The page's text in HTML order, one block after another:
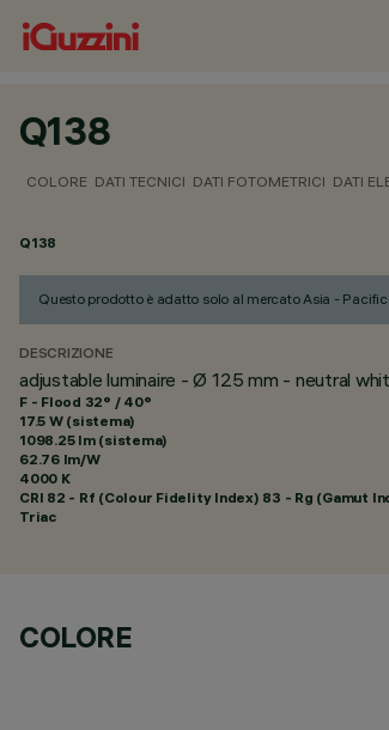
Q138
COLORE DATI TECNICI DATI FOTOMETRICI DATI
Q138
Questo prodotto è adatto solo al mercato Asia -
DESCRIZIONE
adjustable luminaire - Ø 125 mm - neutral
F - Flood 32° / 40°
17.5 W (sistema)
1098.25 lm (sistema)
62.76 lm/W
4000 K
CRI 82 - Rf (Colour Fidelity Index) 83 - Rg (Gamut
Triac
COLORE